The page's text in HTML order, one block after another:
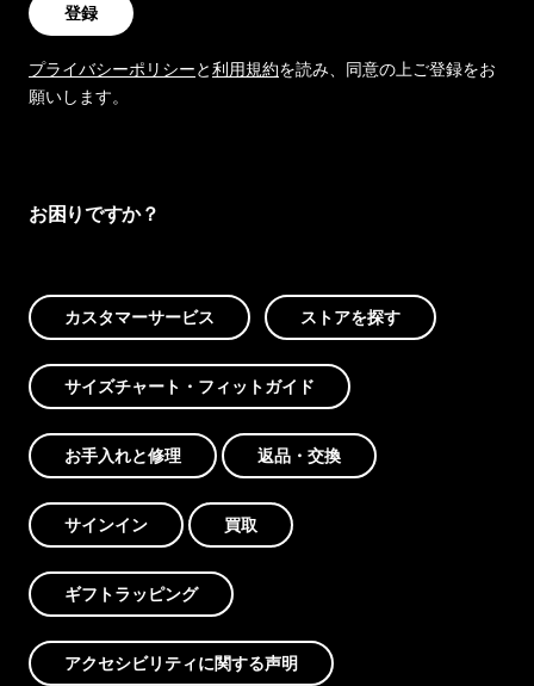
登録
プライバシーポリシーと利用規約を読み、同意の上ご登録をお
願いします。
お困りですか？
カスタマーサービス ストアを探す
サイズチャート・フィットガイド
お手入れと修理 返品・交換
サインイン 買取
ギフトラッピング
アクセシビリティに関する声明